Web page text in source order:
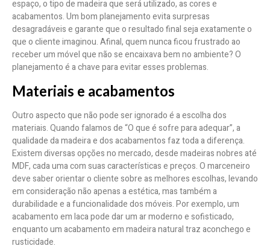
espaço, o tipo de madeira que será utilizado, as cores e
acabamentos. Um bom planejamento evita surpresas
desagradáveis e garante que o resultado final seja exatamente o
que o cliente imaginou. Afinal, quem nunca ficou frustrado ao
receber um móvel que não se encaixava bem no ambiente? O
planejamento é a chave para evitar esses problemas.
Materiais e acabamentos
Outro aspecto que não pode ser ignorado é a escolha dos
materiais. Quando falamos de “O que é sofre para adequar”, a
qualidade da madeira e dos acabamentos faz toda a diferença.
Existem diversas opções no mercado, desde madeiras nobres até
MDF, cada uma com suas características e preços. O marceneiro
deve saber orientar o cliente sobre as melhores escolhas, levando
em consideração não apenas a estética, mas também a
durabilidade e a funcionalidade dos móveis. Por exemplo, um
acabamento em laca pode dar um ar moderno e sofisticado,
enquanto um acabamento em madeira natural traz aconchego e
rusticidade.